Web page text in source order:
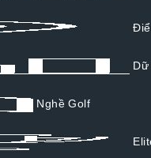
Dữ
Nghề Golf